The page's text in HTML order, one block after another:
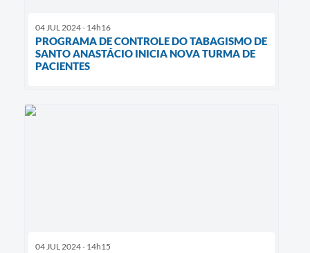
04 JUL 2024 - 14h16
PROGRAMA DE CONTROLE DO TABAGISMO DE
SANTO ANASTÁCIO INICIA NOVA TURMA DE
PACIENTES
04 JUL 2024 - 14h15